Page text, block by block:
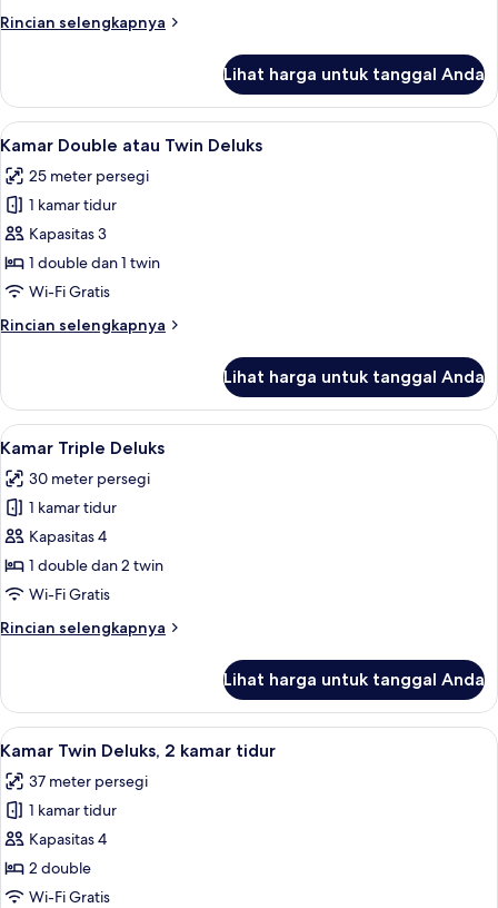
kamar
Rincian selengkapnya
Rincian
Kamar
Double
Deluks,
kamar
tidur
Lihat harga untuk tanggal Anda
Lihat
semua
foto
untuk
Kamar
Double
atau
Deluks
Kamar Double atau Twin Deluks |
33
Kamar Double atau Twin Deluks
25 meter persegi
1 kamar tidur
Kapasitas 3
1 double dan 1 twin
Wi-Fi Gratis
Rincian selengkapnya
Rincian
Kamar
Double
atau
Deluks
Lihat harga untuk tanggal Anda
Lihat
semua
foto
untuk
Kamar
Triple
Deluks
Kamar Triple Deluks | Brankas, meja
30
Kamar Triple Deluks
30 meter persegi
1 kamar tidur
Kapasitas 4
1 double dan 2 twin
Wi-Fi Gratis
Rincian selengkapnya
Rincian
Kamar
Triple
Deluks
Lihat harga untuk tanggal Anda
Lihat
semua
foto
untuk
Kamar
Twin
Deluks,
Brankas, meja kerja, ruang kerja
24
Kamar Twin Deluks, 2 kamar tidur
37 meter persegi
1 kamar tidur
Kapasitas 4
2 double
Wi-Fi Gratis